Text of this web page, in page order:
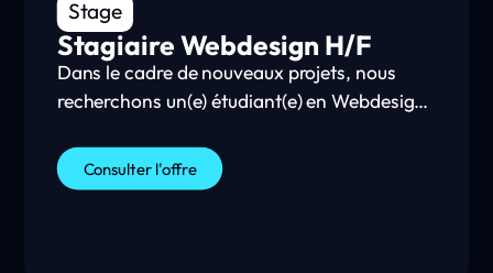
Stage
Stagiaire Webdesign H/F
Dans le cadre de nouveaux projets, nous
recherchons un(e) étudiant(e) en Webdesign
enjeux du stage sont de te fournir une
première expérience pour parfaire tes
Consulter l'offre